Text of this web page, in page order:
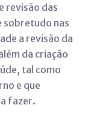
revisão das
nas
a revisão da
da criação
tal como
e que
fazer.